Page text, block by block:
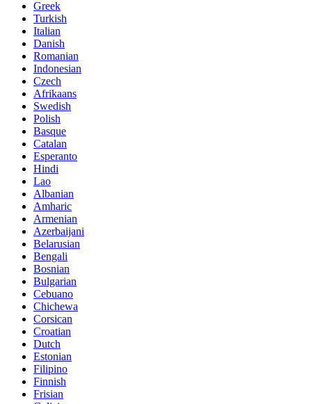
Greek
Turkish
Italian
Danish
Romanian
Indonesian
Czech
Afrikaans
Swedish
Polish
Basque
Catalan
Esperanto
Hindi
Lao
Albanian
Amharic
Armenian
Azerbaijani
Belarusian
Bengali
Bosnian
Bulgarian
Cebuano
Chichewa
Corsican
Croatian
Dutch
Estonian
Filipino
Finnish
Frisian